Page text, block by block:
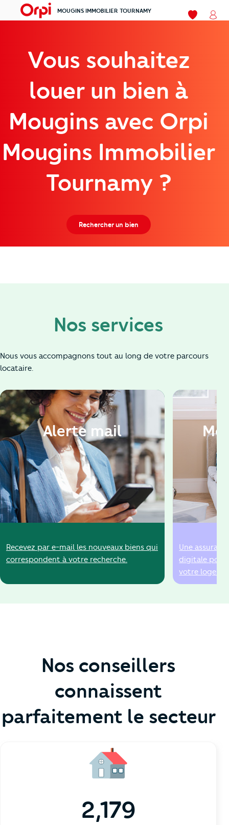
menu MOUGINS IMMOBILIER TOURNAMY Mes
Vous souhaitez
louer un bien à
Mougins avec Orpi
Mougins Immobilier
Tournamy ?
Rechercher un bien
Nos services
Nous vous accompagnons tout au long de votre parcours
locataire.
Alerte mail
Recevez par e-mail les nouveaux biens qui
correspondent à votre recherche.
Une
digitale pour
votre
Nos conseillers
connaissent
parfaitement le secteur
2,179